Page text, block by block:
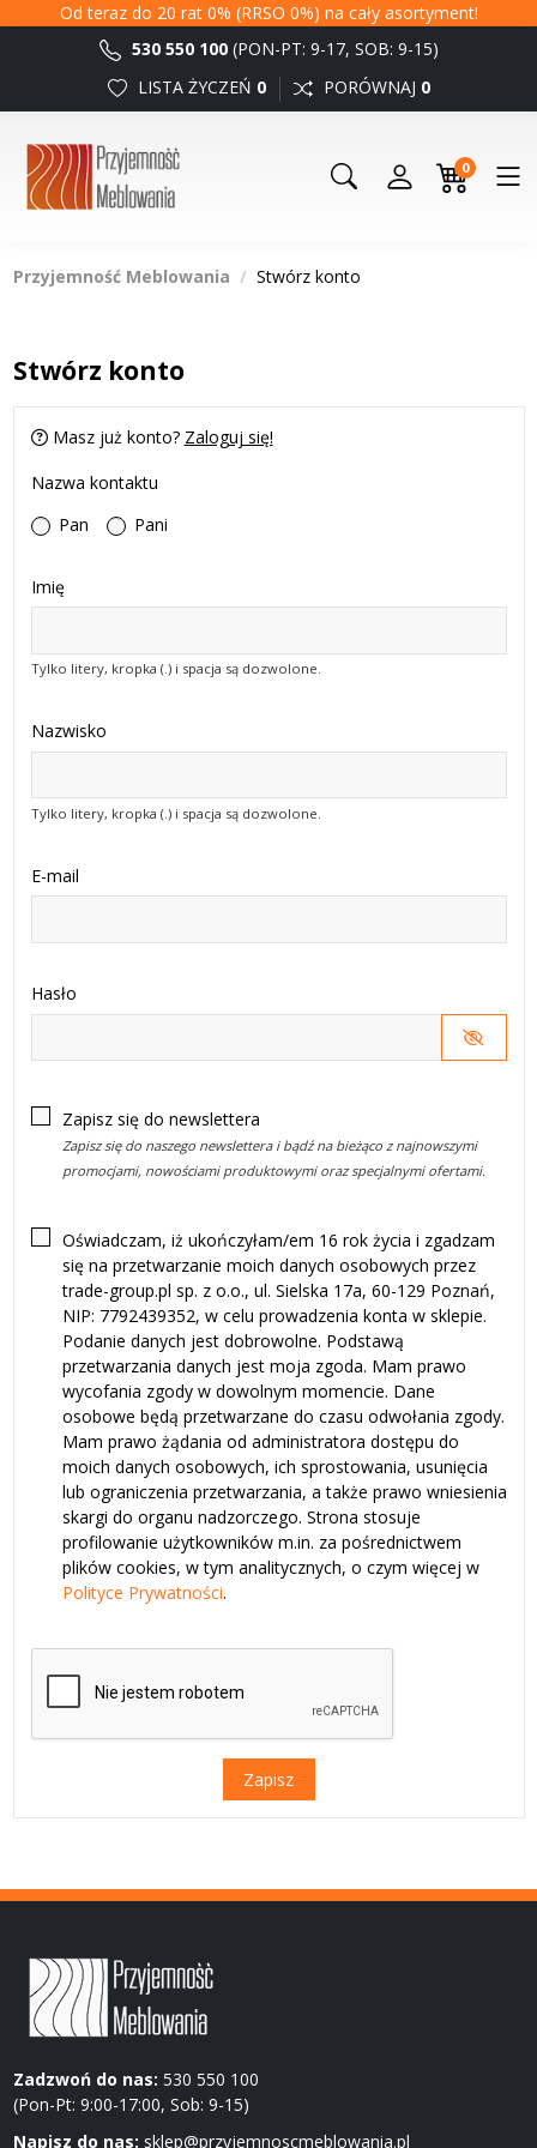
Od teraz do 20 rat 0% (RRSO 0%) na cały asortyment!
530 550 100 (PON-PT: 9-17, SOB: 9-15)
LISTA ŻYCZEŃ 0 PORÓWNAJ 0
0
Przyjemność Meblowania Stwórz konto
Stwórz konto
Masz już konto? Zaloguj się!
Nazwa kontaktu
Pan
Pani
Imię
Tylko litery, kropka (.) i spacja są dozwolone.
Nazwisko
Tylko litery, kropka (.) i spacja są dozwolone.
E-mail
Hasło
Zapisz się do newslettera
Zapisz się do naszego newslettera i bądź na bieżąco z najnowszymi
promocjami, nowościami produktowymi oraz specjalnymi ofertami.
Oświadczam, iż ukończyłam/em 16 rok życia i zgadzam
się na przetwarzanie moich danych osobowych przez
trade-group.pl sp. z o.o., ul. Sielska 17a, 60-129 Poznań,
NIP: 7792439352, w celu prowadzenia konta w sklepie.
Podanie danych jest dobrowolne. Podstawą
przetwarzania danych jest moja zgoda. Mam prawo
wycofania zgody w dowolnym momencie. Dane
osobowe będą przetwarzane do czasu odwołania zgody.
Mam prawo żądania od administratora dostępu do
moich danych osobowych, ich sprostowania, usunięcia
lub ograniczenia przetwarzania, a także prawo wniesienia
skargi do organu nadzorczego. Strona stosuje
profilowanie użytkowników m.in. za pośrednictwem
plików cookies, w tym analitycznych, o czym więcej w
Polityce Prywatności.
Zapisz
Zadzwoń do nas: 530 550 100
(Pon-Pt: 9:00-17:00, Sob: 9-15)
Napisz do nas: sklep@przyjemnoscmeblowania.pl